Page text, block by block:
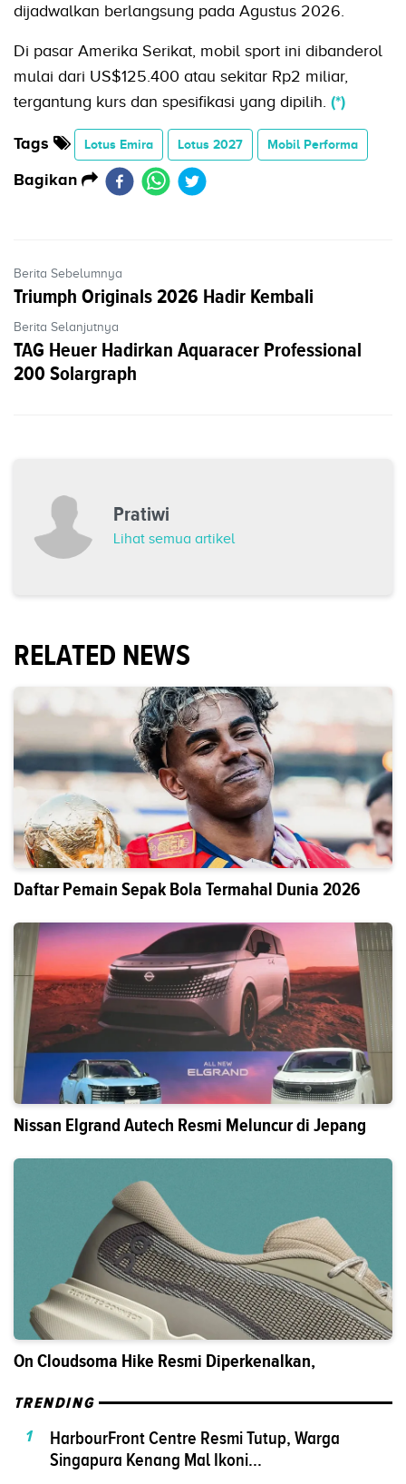
dijadwalkan berlangsung pada Agustus 2026.
Di pasar Amerika Serikat, mobil sport ini dibanderol
mulai dari US$125.400 atau sekitar Rp2 miliar,
tergantung kurs dan spesifikasi yang dipilih. (*)
Tags Lotus Emira Lotus 2027 Mobil Performa
Bagikan
Berita Sebelumnya
Triumph Originals 2026 Hadir Kembali
Berita Selanjutnya
TAG Heuer Hadirkan Aquaracer Professional
200 Solargraph
Pratiwi
Lihat semua artikel
RELATED NEWS
Daftar Pemain Sepak Bola Termahal Dunia 2026
Nissan Elgrand Autech Resmi Meluncur di Jepang
On Cloudsoma Hike Resmi Diperkenalkan,
TRENDING
1
HarbourFront Centre Resmi Tutup, Warga
Singapura Kenang Mal Ikoni...